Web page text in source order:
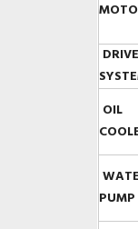
DRIVE
OIL
PUMP